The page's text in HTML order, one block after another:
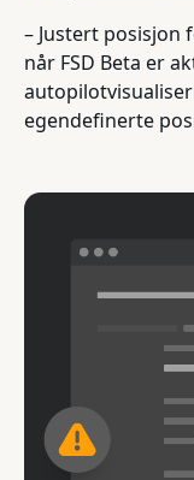
– Justert posisjon
når FSD Beta er
egendefinerte